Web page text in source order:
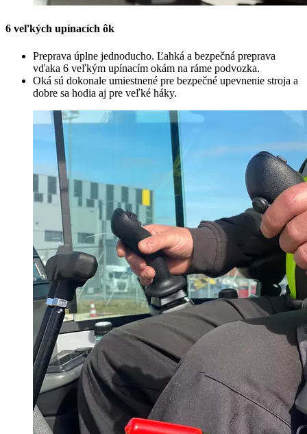
6 veľkých upínacích ôk
Preprava úplne jednoducho. Ľahká a bezpečná preprava
vďaka 6 veľkým upínacím okám na ráme podvozka.
Oká sú dokonale umiestnené pre bezpečné upevnenie stroja a
dobre sa hodia aj pre veľké háky.